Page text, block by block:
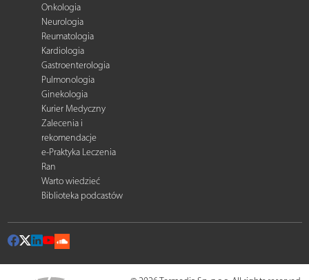
Onkologia
Neurologia
Reumatologia
Kardiologia
Gastroenterologia
Pulmonologia
Ginekologia
Kurier Medyczny
Zalecenia i
rekomendacje
e-Praktyka Leczenia
Ran
Warto wiedzieć
Biblioteka podcastów